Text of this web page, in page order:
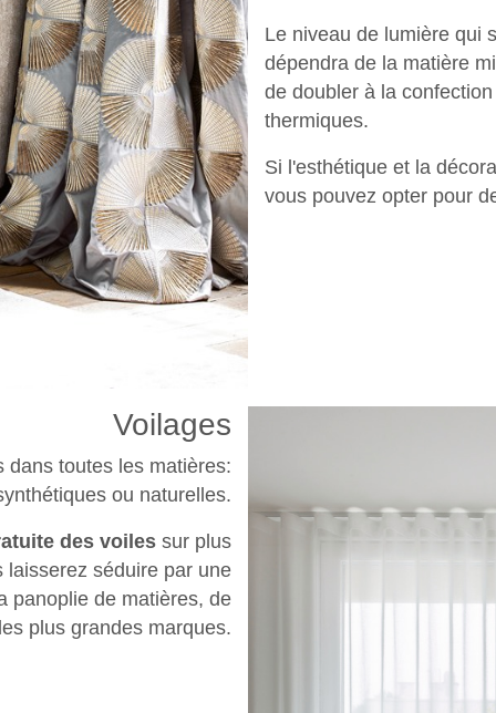
Le niveau de lumière qui
dépendra de la matière
de doubler à la
thermiques.
Si l'esthétique et la
vous pouvez opter pour
Voilages
dans toutes les matières:
ou naturelles.
des voiles sur plus
laisserez séduire par une
panoplie de matières, de
plus grandes marques.